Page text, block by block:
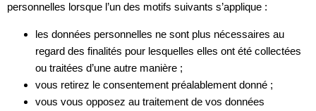
personnelles lorsque l’un des motifs suivants s’applique :
les données personnelles ne sont plus nécessaires au
regard des finalités pour lesquelles elles ont été collectées
ou traitées d’une autre manière ;
vous retirez le consentement préalablement donné ;
vous vous opposez au traitement de vos données